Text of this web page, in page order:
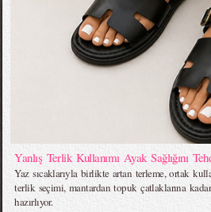
Yanlış Terlik Kullanımı Ayak Sağlığını
Yaz sıcaklarıyla birlikte artan terleme, ortak
terlik seçimi, mantardan topuk çatlaklarına
hazırlıyor.